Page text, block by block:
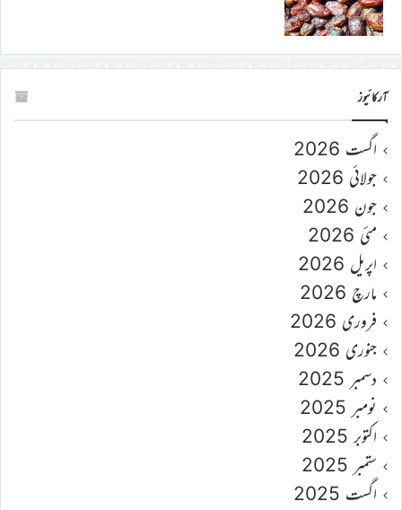
آرکائیوز
اگست 2026
جولائی 2026
جون 2026
مئی 2026
اپریل 2026
مارچ 2026
فروری 2026
جنوری 2026
دسمبر 2025
نومبر 2025
اکتوبر 2025
ستمبر 2025
اگست 2025